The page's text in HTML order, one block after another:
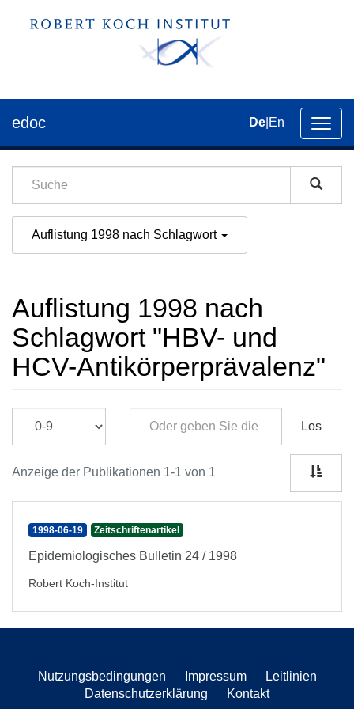
der
edoc De En
Auflistung 1998 nach Schlagwort
Auflistung 1998 nach
Schlagwort "HBV- und
HCV-Antikörperprävalenz"
Los
Anzeige der Publikationen 1-1 von 1
1998-06-19 Zeitschriftenartikel
Epidemiologisches Bulletin 24 / 1998
Robert Koch-Institut
Nutzungsbedingungen Impressum
Leitlinien
Datenschutzerklärung
Kontakt